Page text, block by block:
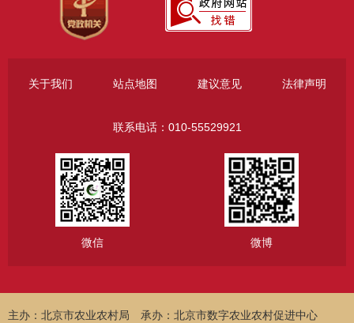
关于我们 站点地图 建议意见 法律声明
联系电话：010-55529921
微信 微博
主办：北京市农业农村局
承办：北京市数字农业农村促进中心